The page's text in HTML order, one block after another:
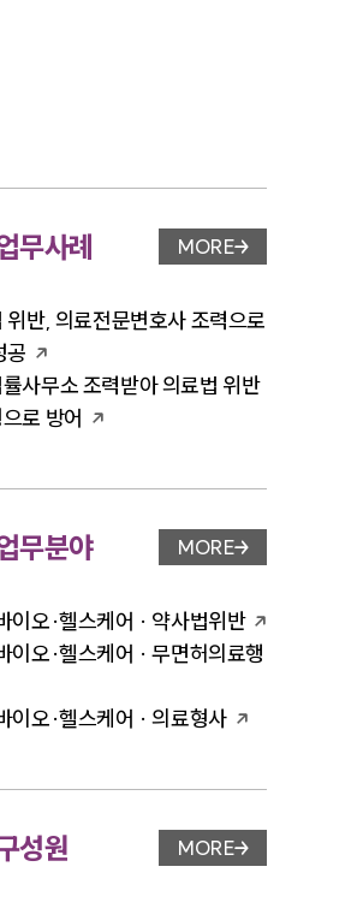
무사례 업무사례 페이지 이
MORE
위반, 의료전문변호사 조력으로
공
사무소 조력받아 의료법 위반
로 방어
무분야 업무분야 페이지 이
MORE
이오·헬스케어 · 약사법위반
이오·헬스케어 · 무면허의료행
이오·헬스케어 · 의료형사
성원 변호사 페이지 이동
MORE